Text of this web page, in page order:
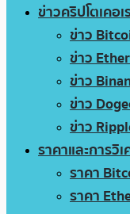
ข่าวคริปโตเคอ
ข่าว
ข่าว
ข่าว
ข่าว
ข่าว
ราคาและการวิเ
ราคา
ราคา